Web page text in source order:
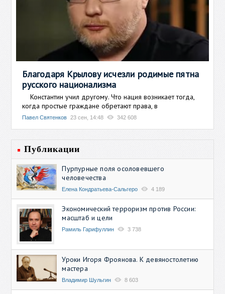
Благодаря Крылову исчезли родимые пятна
русского национализма
Константин учил другому. Что нация возникает тогда,
когда простые граждане обретают права, в
Павел Святенков 23 сен, 14:48 342 608
Публикации
Пурпурные поля осоловевшего
человечества
Елена Кондратьева-Сальгеро 4 189
Экономический терроризм против России:
масштаб и цели
Рамиль Гарифуллин 3 738
Уроки Игоря Фроянова. К девяностолетию
мастера
Владимир Шульгин 8 603